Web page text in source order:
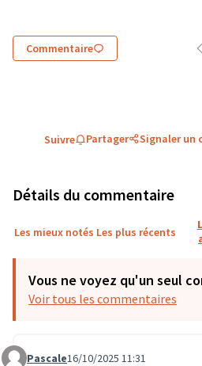
Commentaire
Suivre Partager Signaler un
Détails du commentaire
Les mieux notés Les plus récents
Vous ne voyez qu'un seul
Voir tous les commentaires
Pascale16/10/2025 11:31